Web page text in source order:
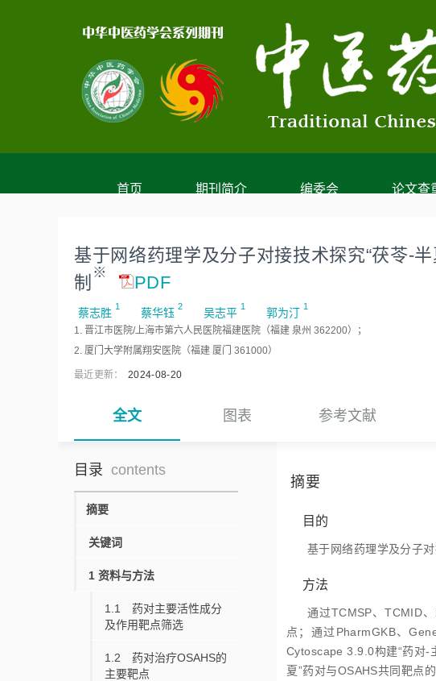
首页 期刊简介 编委会 论文查
基于网络药理学及分子对接技术探究“茯苓-
制 ※ PDF
蔡志胜 1 蔡华钰 2 吴志平 1 郭为汀 1
1. 晋江市医院/上海市第六人民医院福建医院（福建 泉州 362200）；
2. 厦门大学附属翔安医院（福建 厦门 361000）
最近更新： 2024-08-20
全文 图表 参考文献
目录 contents
摘要
关键词
1 资料与方法
1.1 药对主要活性成分
及作用靶点筛选
1.2 药对治疗OSAHS的
主要靶点
摘要
目的
基于网络药理学及分子
方法
通过TCMSP、TCMID
点；通过PharmGKB、
Cytoscape 3.9.0构建“药对-
夏”药对与OSAHS共同靶点